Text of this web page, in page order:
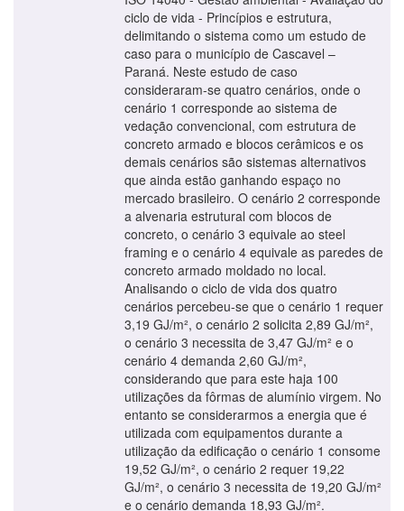
ciclo de vida - Princípios e estrutura,
delimitando o sistema como um estudo de
caso para o município de Cascavel –
Paraná. Neste estudo de caso
consideraram-se quatro cenários, onde o
cenário 1 corresponde ao sistema de
vedação convencional, com estrutura de
concreto armado e blocos cerâmicos e os
demais cenários são sistemas alternativos
que ainda estão ganhando espaço no
mercado brasileiro. O cenário 2 corresponde
a alvenaria estrutural com blocos de
concreto, o cenário 3 equivale ao steel
framing e o cenário 4 equivale as paredes de
concreto armado moldado no local.
Analisando o ciclo de vida dos quatro
cenários percebeu-se que o cenário 1 requer
3,19 GJ/m², o cenário 2 solicita 2,89 GJ/m²,
o cenário 3 necessita de 3,47 GJ/m² e o
cenário 4 demanda 2,60 GJ/m²,
considerando que para este haja 100
utilizações da fôrmas de alumínio virgem. No
entanto se considerarmos a energia que é
utilizada com equipamentos durante a
utilização da edificação o cenário 1 consome
19,52 GJ/m², o cenário 2 requer 19,22
GJ/m², o cenário 3 necessita de 19,20 GJ/m²
e o cenário demanda 18,93 GJ/m².